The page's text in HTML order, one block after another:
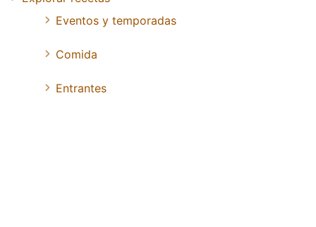
Eventos y temporadas
Comida
Entrantes